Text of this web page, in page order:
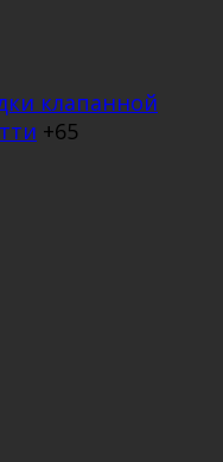
клапанной
+65